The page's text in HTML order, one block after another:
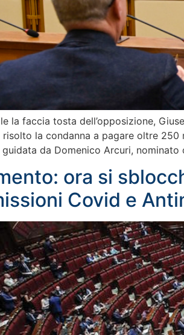
la faccia tosta dell’opposizione,
risolto la condanna a pagare oltre
guidata da Domenico Arcuri,
ora si
Covid e